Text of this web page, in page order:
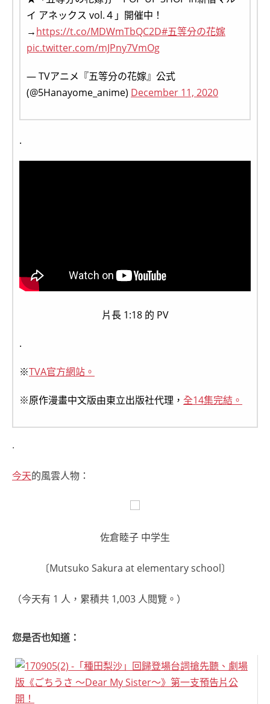
イ アネックス vol.４」開催中！
→https://t.co/MDWmTbQC2D#五等分の花嫁
pic.twitter.com/mJPny7VmOg
— TVアニメ『五等分の花嫁』公式
(@5Hanayome_anime) December 11, 2020
.
片長 1:18 的 PV
.
※TVA官方網站。
※原作漫畫中文版由東立出版社代理， 全14集完結。
.
今天的風雲人物：
佐倉睦子 中学生
〔Mutsuko Sakura at elementary school〕
（今天有 1 人，累積共 1,003 人閱覽。）
您是否也知道：